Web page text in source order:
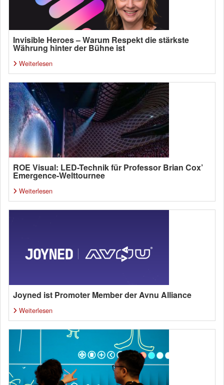
Invisible Heroes – Warum Respekt die stärkste
Währung hinter der Bühne ist
Weiterlesen
ROE Visual: LED-Technik für Professor Brian Cox’
Emergence-Welttournee
Weiterlesen
Joyned ist Promoter Member der Avnu Alliance
Weiterlesen